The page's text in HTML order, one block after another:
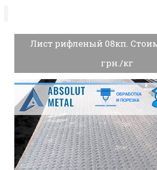
Лист рифленый 08кп.
грн./кг